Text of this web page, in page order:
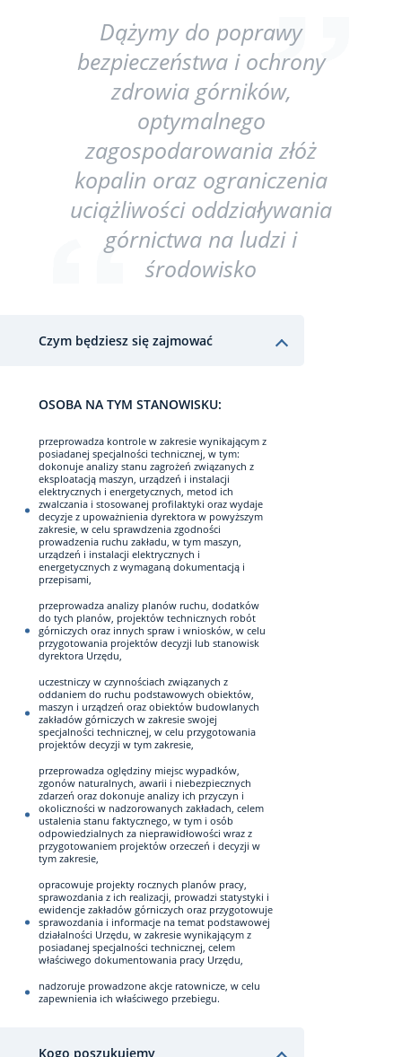
Dążymy do poprawy
bezpieczeństwa i ochrony
zdrowia górników,
optymalnego
zagospodarowania złóż
kopalin oraz ograniczenia
uciążliwości oddziaływania
górnictwa na ludzi i
środowisko
Czym będziesz się zajmować
OSOBA NA TYM STANOWISKU:
przeprowadza kontrole w zakresie wynikającym z
posiadanej specjalności technicznej, w tym:
dokonuje analizy stanu zagrożeń związanych z
eksploatacją maszyn, urządzeń i instalacji
elektrycznych i energetycznych, metod ich
zwalczania i stosowanej profilaktyki oraz wydaje
decyzje z upoważnienia dyrektora w powyższym
zakresie, w celu sprawdzenia zgodności
prowadzenia ruchu zakładu, w tym maszyn,
urządzeń i instalacji elektrycznych i
energetycznych z wymaganą dokumentacją i
przepisami,
przeprowadza analizy planów ruchu, dodatków
do tych planów, projektów technicznych robót
górniczych oraz innych spraw i wniosków, w celu
przygotowania projektów decyzji lub stanowisk
dyrektora Urzędu,
uczestniczy w czynnościach związanych z
oddaniem do ruchu podstawowych obiektów,
maszyn i urządzeń oraz obiektów budowlanych
zakładów górniczych w zakresie swojej
specjalności technicznej, w celu przygotowania
projektów decyzji w tym zakresie,
przeprowadza oględziny miejsc wypadków,
zgonów naturalnych, awarii i niebezpiecznych
zdarzeń oraz dokonuje analizy ich przyczyn i
okoliczności w nadzorowanych zakładach, celem
ustalenia stanu faktycznego, w tym i osób
odpowiedzialnych za nieprawidłowości wraz z
przygotowaniem projektów orzeczeń i decyzji w
tym zakresie,
opracowuje projekty rocznych planów pracy,
sprawozdania z ich realizacji, prowadzi statystyki i
ewidencje zakładów górniczych oraz przygotowuje
sprawozdania i informacje na temat podstawowej
działalności Urzędu, w zakresie wynikającym z
posiadanej specjalności technicznej, celem
właściwego dokumentowania pracy Urzędu,
nadzoruje prowadzone akcje ratownicze, w celu
zapewnienia ich właściwego przebiegu.
Kogo poszukujemy